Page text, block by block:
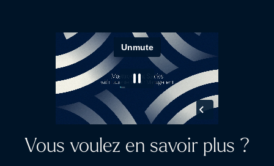
Vous voulez en savoir plus ?